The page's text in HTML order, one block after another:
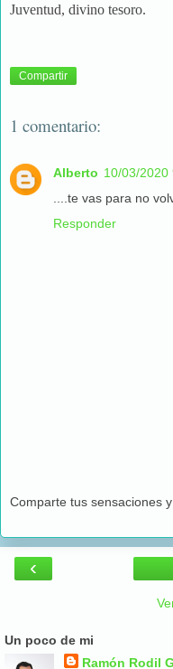
Juventud, divino tesoro.
Compartir
1 comentario:
Alberto 10/03/2020
....te vas para no
Responder
Comparte tus sensaciones
‹
Un poco de mi
Ramón Rodil